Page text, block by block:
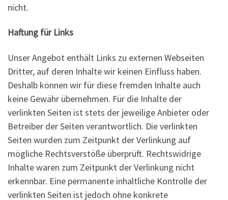
nicht.
Haftung für Links
Unser Angebot enthält Links zu externen Webseiten
Dritter, auf deren Inhalte wir keinen Einfluss haben.
Deshalb können wir für diese fremden Inhalte auch
keine Gewähr übernehmen. Für die Inhalte der
verlinkten Seiten ist stets der jeweilige Anbieter oder
Betreiber der Seiten verantwortlich. Die verlinkten
Seiten wurden zum Zeitpunkt der Verlinkung auf
mögliche Rechtsverstöße überprüft. Rechtswidrige
Inhalte waren zum Zeitpunkt der Verlinkung nicht
erkennbar. Eine permanente inhaltliche Kontrolle der
verlinkten Seiten ist jedoch ohne konkrete